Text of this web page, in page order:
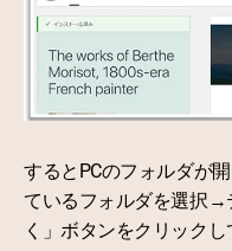
するとPCのフォルダが
ているフォルダを選択→
く」ボタンをクリックし